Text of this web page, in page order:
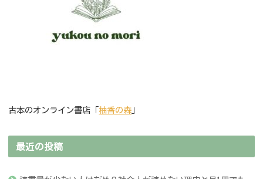
古本のオンライン書店「 柚香の森 」
最近の投稿